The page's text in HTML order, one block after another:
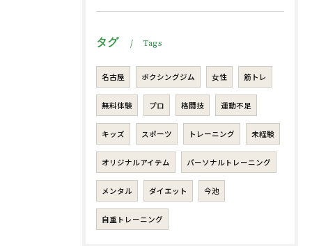
タグ Tags
名古屋 ボクシングジム 女性 筋トレ
無料体験 プロ 格闘技 運動不足
キッズ スポーツ トレーニング 未経験
オリジナルアイテム パーソナルトレーニング
メンタル ダイエット 今池
自重トレーニング